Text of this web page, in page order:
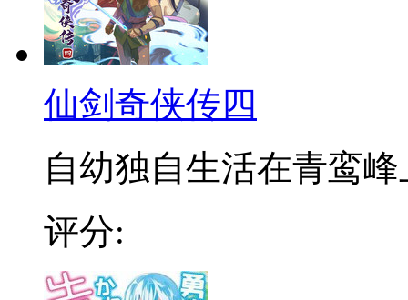
仙剑奇侠传四
自幼独自生活在青鸾峰
评分: